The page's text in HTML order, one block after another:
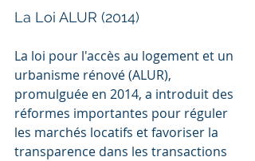
La Loi ALUR (2014)
La loi pour l'accès au logement et un
urbanisme rénové (ALUR),
promulguée en 2014, a introduit des
réformes importantes pour réguler
les marchés locatifs et favoriser la
transparence dans les transactions